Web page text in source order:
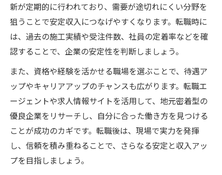
のコツ
重量鳶の生活基盤を支える地域インフラの
活用術
重量鳶が知っておきたい行政支援と給付金
情報
暮らしやすさと仕事を両立する重量鳶の視
点
重量鳶が生涯設計で考える住まいと生活設
計
未来志向の重量鳶が目指す働き方と選択肢
重量鳶が将来を見据えて選ぶ働き方の多様
新が定期的に行われており、需要が途切れにくい分野を
狙うことで安定収入につなげやすくなります。転職時に
は、過去の施工実績や受注件数、社員の定着率などを確
認することで、企業の安定性を判断しましょう。
また、資格や経験を活かせる職場を選ぶことで、待遇ア
ップやキャリアアップのチャンスも広がります。転職エ
ージェントや求人情報サイトを活用して、地元密着型の
優良企業をリサーチし、自分に合った働き方を見つける
ことが成功のカギです。転職後は、現場で実力を発揮
し、信頼を積み重ねることで、さらなる安定と収入アッ
プを目指しましょう。